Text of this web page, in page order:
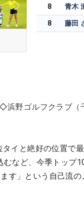
8 青木
8 藤田
野ゴルフクラブ
イと絶好の位置で
など、今季トップ
す」という自己流